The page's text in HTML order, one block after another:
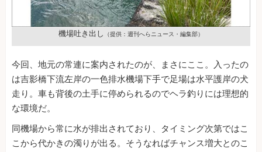
機場吐き出し （提供：週刊へらニュース・編集部）
今回、地元の常連に案内されたのが、まさにここ。入ったの
は吉影橋下流左岸の一色排水機場下手で足場は水平護岸の犬
走り。車も背後の土手に停められるのでヘラ釣りには理想的
な環境だ。
同機場から常に水が排出されており、タイミング次第ではこ
こから代かきの濁りが出る。そうなればチャンス増大とのこ